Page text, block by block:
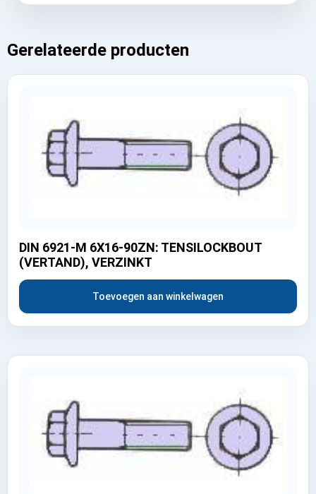
Gerelateerde producten
DIN 6921-M 6X16-90ZN: TENSILOCKBOUT
(VERTAND), VERZINKT
Toevoegen aan winkelwagen